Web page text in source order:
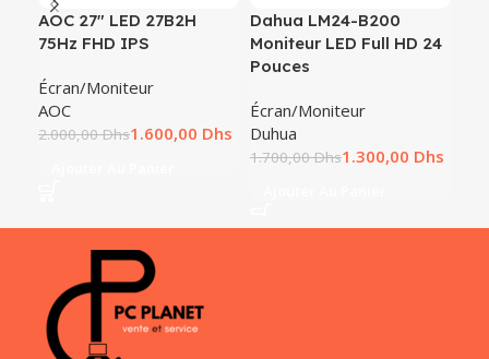
AOC 27″ LED 27B2H
75Hz FHD IPS
Écran/Moniteur
AOC
2.000,00Dhs1.600,00 Dhs
Dahua LM24-B200
Moniteur LED Full HD 24
Pouces
Écran/Moniteur
Duhua
1.700,00Dhs1.300,00 Dhs